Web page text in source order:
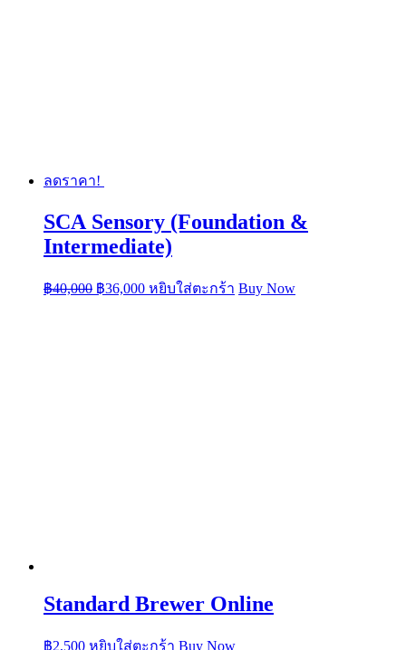
ลดราคา!
SCA Sensory (Foundation &
Intermediate)
฿40,000 ฿36,000 หยิบใส่ตะกร้า Buy Now
Standard Brewer Online
฿2,500 หยิบใส่ตะกร้า Buy Now